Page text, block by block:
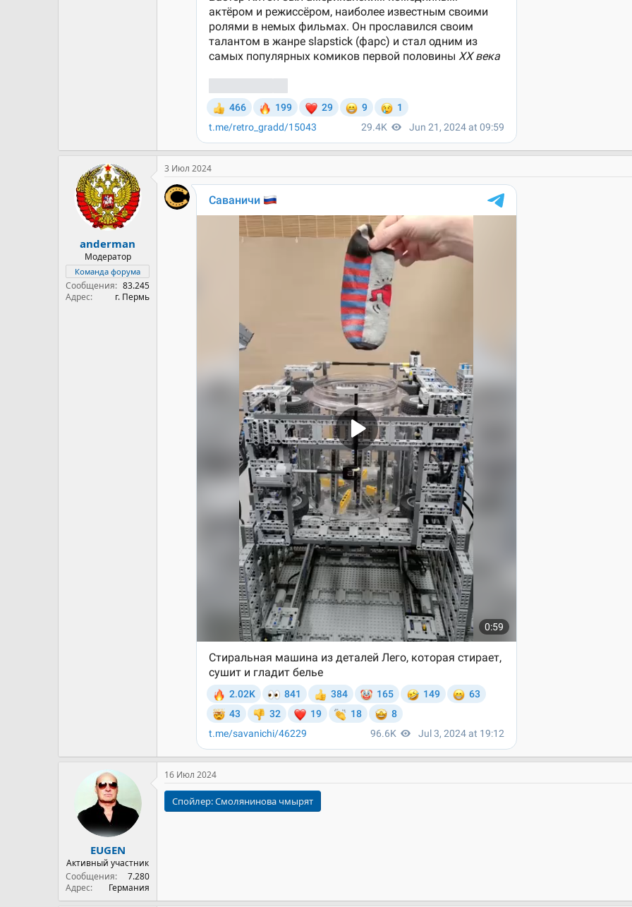
anderman
Модератор
Команда форума
Сообщения
83.245
Адрес
г. Пермь
3 Июл 2024
EUGEN
Активный участник
Сообщения
7.280
Адрес
Германия
16 Июл 2024
Спойлер:Смолянинова чмырят